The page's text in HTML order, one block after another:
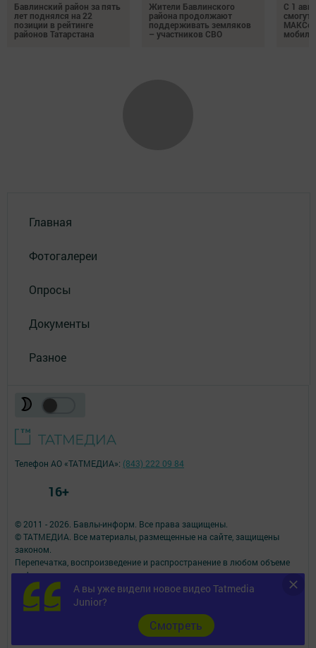
Бавлинский район за пять
лет поднялся на 22
позиции в рейтинге
районов Татарстана
Жители Бавлинского
района продолжают
поддерживать земляков
– участников СВО
С 1
смогут
Главная
Фотогалереи
Опросы
Документы
Разное
А вы уже видели новое видео Tatmedia
Junior?
Cмотреть
© 2011 - 2026. Бавлы-информ. Все права защищены.
© ТАТМЕДИА. Все материалы, размещенные на сайте, защищены
законом.
Перепечатка, воспроизведение и распространение в любом объеме
информации,
размещенной на сайте, возможна только с письменного согласия
редакций СМИ.
При поддержке Республиканского агентства по печати и массовым
Наименование СМИ: Бавлы-информ
Телефон АО «ТАТМЕДИА»: (843) 222 09 84
16+